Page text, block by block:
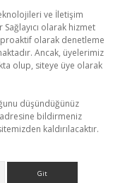
ve İletişim
olarak hizmet
olarak denetleme
Ancak, üyelerimiz
olup, siteye üye olarak
düşündüğünüz
adresine bildirmeniz
kaldırılacaktır.